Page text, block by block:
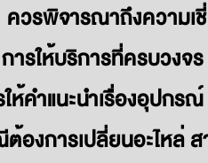
ควรพิจารณาถึงความเ
การให้บริการที่ครบวงจ
ห้คำแนะนำเรื่องอุปกร
องการเปลี่ยนอะไหล่ ส